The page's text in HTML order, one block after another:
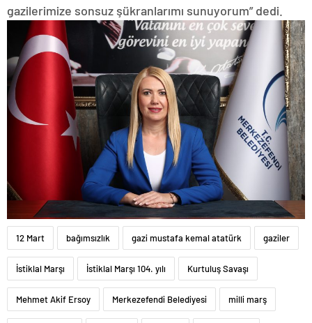
gazilerimize sonsuz şükranlarımı sunuyorum” dedi.
12 Mart bağımsızlık gazi mustafa kemal atatürk gaziler
İstiklal Marşı İstiklal Marşı 104. yılı Kurtuluş Savaşı
Mehmet Akif Ersoy Merkezefendi Belediyesi milli marş